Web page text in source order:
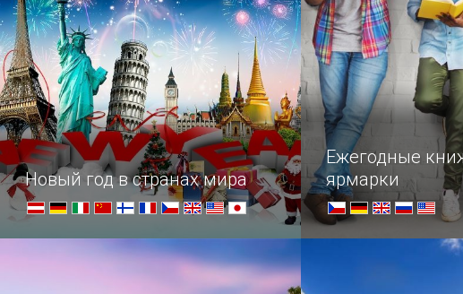
Новый год в странах мира
Празднование Нового года и
Рождества по всему свету
Ежегодные
ярмарки